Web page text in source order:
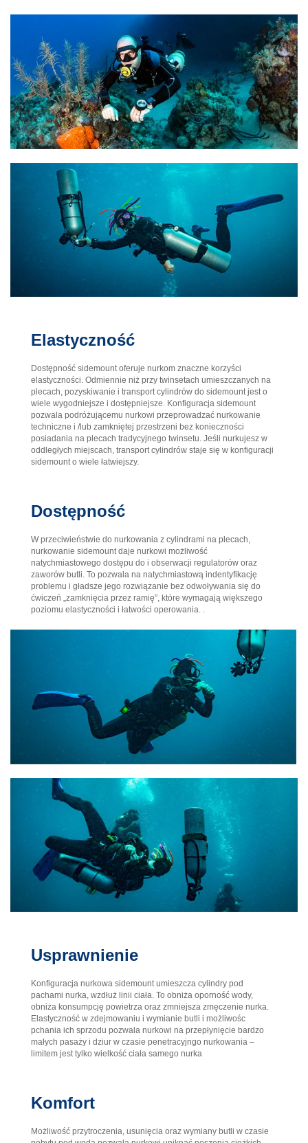
Elastyczność
Dostępność sidemount oferuje nurkom znaczne korzyści
elastyczności. Odmiennie niż przy twinsetach umieszczanych na
plecach, pozyskiwanie i transport cylindrów do sidemount jest o
wiele wygodniejsze i dostępniejsze. Konfiguracja sidemount
pozwala podróżującemu nurkowi przeprowadzać nurkowanie
techniczne i /lub zamkniętej przestrzeni bez konieczności
posiadania na plecach tradycyjnego twinsetu. Jeśli nurkujesz w
oddległych miejscach, transport cylindrów staje się w konfiguracji
sidemount o wiele łatwiejszy.
Dostępność
W przeciwieństwie do nurkowania z cylindrami na plecach,
nurkowanie sidemount daje nurkowi możliwość
natychmiastowego dostępu do i obserwacji regulatorów oraz
zaworów butli. To pozwala na natychmiastową indentyfikację
problemu i gładsze jego rozwiązanie bez odwoływania się do
ćwiczeń „zamknięcia przez ramię”, które wymagają większego
poziomu elastyczności i łatwości operowania. .
Usprawnienie
Konfiguracja nurkowa sidemount umieszcza cylindry pod
pachami nurka, wzdłuż linii ciała. To obniża oporność wody,
obniża konsumpcję powietrza oraz zmniejsza zmęczenie nurka.
Elastyczność w zdejmowaniu i wymianie butli i możliwośc
pchania ich sprzodu pozwala nurkowi na przepłynięcie bardzo
małych pasaży i dziur w czasie penetracyjngo nurkowania –
limitem jest tylko wielkość ciała samego nurka
Komfort
Możliwość przytroczenia, usunięcia oraz wymiany butli w czasie